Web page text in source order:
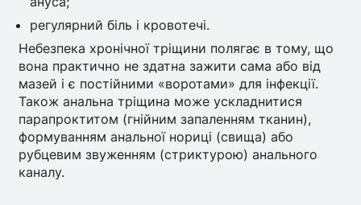
регулярний біль і кровотечі.
Небезпека хронічної тріщини полягає в тому, що
вона практично не здатна зажити сама або від
мазей і є постійними «воротами» для інфекції.
Також анальна тріщина може ускладнитися
парапроктитом (гнійним запаленням тканин),
формуванням анальної нориці (свища) або
рубцевим звуженням (стриктурою) анального
каналу.